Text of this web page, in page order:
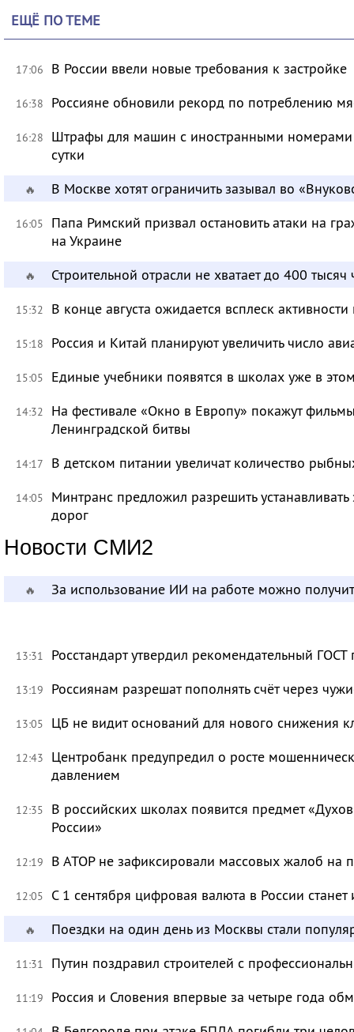
ЕЩЁ ПО ТЕМЕ
17:06 В России ввели новые требования к застройке
16:38 Россияне обновили рекорд по потреблению
16:28
Штрафы для машин с иностранными номерами
сутки
🔥 В Москве хотят ограничить зазывал во
16:05
Папа Римский призвал остановить атаки на
на Украине
🔥 Строительной отрасли не хватает до 400 тысяч
15:32 В конце августа ожидается всплеск
15:18 Россия и Китай планируют увеличить число
15:05 Единые учебники появятся в школах уже в
14:32
На фестивале «Окно в Европу» покажут
Ленинградской битвы
14:17 В детском питании увеличат количество
14:05
Минтранс предложил разрешить
дорог
Новости СМИ2
🔥 За использование ИИ на работе можно
13:31 Росстандарт утвердил рекомендательный
13:19 Россиянам разрешат пополнять счёт через
13:05 ЦБ не видит оснований для нового снижения
12:43
Центробанк предупредил о росте
давлением
12:35
В российских школах появится предмет
России»
12:19 В АТОР не зафиксировали массовых жалоб на
12:05 С 1 сентября цифровая валюта в России
🔥 Поездки на один день из Москвы стали
11:31 Путин поздравил строителей с
11:19 Россия и Словения впервые за четыре года